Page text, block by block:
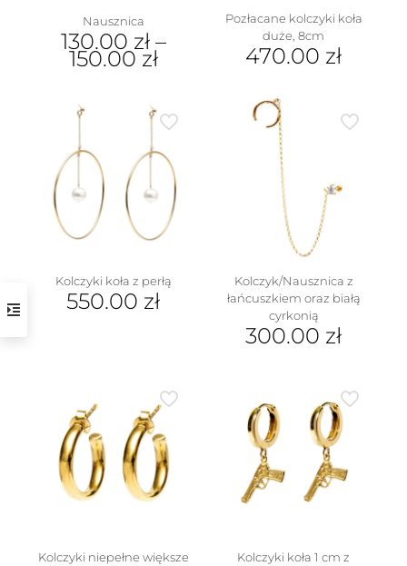
Nausznica
130.00 zł–
150.00 zł
wariantów.
Opcje
można
wybrać
na
stronie
Pozłacane kolczyki koła
duże, 8cm
470.00 zł
Kolczyki koła z perłą
550.00 zł
Kolczyk/Nausznica z
łańcuszkiem oraz białą
cyrkonią
300.00 zł
Kolczyki niepełne większe
Kolczyki koła 1 cm z